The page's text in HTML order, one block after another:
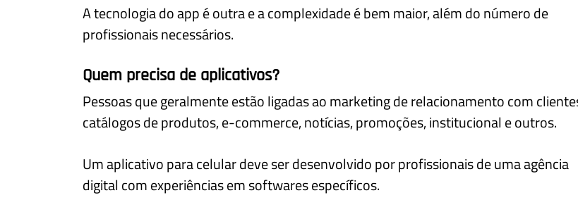
A tecnologia do app é outra e a complexidade é bem maior, além do número de
profissionais necessários.
Quem precisa de aplicativos?
Pessoas que geralmente estão ligadas ao marketing de relacionamento com
catálogos de produtos, e-commerce, notícias, promoções, institucional e outros.
Um aplicativo para celular deve ser desenvolvido por profissionais de uma agência
digital com experiências em softwares específicos.